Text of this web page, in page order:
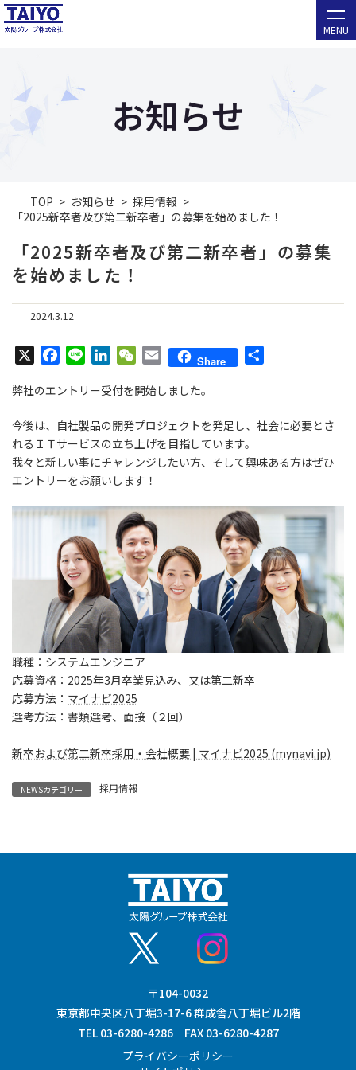
MENU
お知らせ
TOP お知らせ
採用情報
「2025新卒者及び第二新卒者」の募集を始めました！
「2025新卒者及び第二新卒者」の募集
を始めました！
2024.3.12
c
b
o
o
n
n
e
d
I
n
W
C
a
t
E
a
l
Share
弊社のエントリー受付を開始しました。
今後は、自社製品の開発プロジェクトを発足し、社会に必要とさ
れるＩＴサービスの立ち上げを目指しています。
我々と新しい事にチャレンジしたい方、そして興味ある方はぜひ
エントリーをお願いします！
職種：システムエンジニア
応募資格：2025年3月卒業見込み、又は第二新卒
応募方法： マイナビ2025
選考方法：書類選考、面接（２回）
新卒および第二新卒採用・会社概要 | マイナビ2025 (mynavi.jp)
NEWSカテゴリー 採用情報
〒104-0032
東京都中央区八丁堀3-17-6 群成舎八丁堀ビル2階
TEL 03-6280-4286 FAX 03-6280-4287
プライバシーポリシー